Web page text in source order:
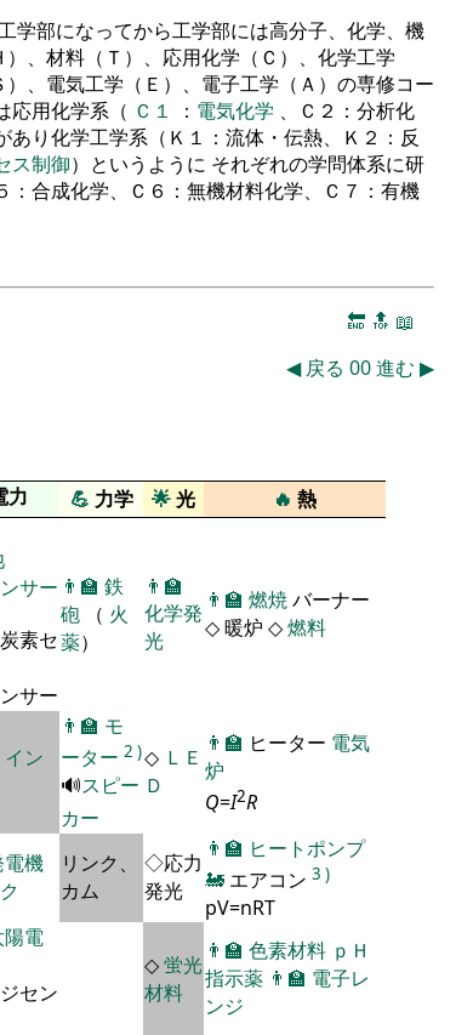
学部になってから工学部には高分子、化学、機
、材料（Ｔ）、応用化学（Ｃ）、化学工学
）、電気工学（Ｅ）、電子工学（Ａ）の専修コー
応用化学系（ Ｃ１ ： 電気化学 、Ｃ２：分析化
あり化学工学系（Ｋ１：流体・伝熱、Ｋ２：反
ス制御）というように それぞれの学問体系に研
：合成化学、Ｃ６：無機材料化学、Ｃ７：有機
🔚 🔝 📖
◀ 戻る 00進む ▶
力 💪 力学 🌟光 🔥 熱
サー
素セ
サー
👨‍🏫 鉄
砲 （ 火
薬）
👨‍🏫
化学発
光
👨‍🏫 燃焼バーナー
◇ 暖炉 ◇燃料
イン
👨‍🏫 モ
ーター 2 )
🔊スピー
カー
◇ ＬＥ
Ｄ
👨‍🏫 ヒーター 電気
炉
Q=I2R
電機
リンク、
カム
◇応力
発光
👨‍🏫 ヒートポンプ
🚂 エアコン 3 )
pV=nRT
陽電
セン
◇蛍光
材料
👨‍🏫 色素材料 ｐＨ
指示薬 👨‍🏫 電子レ
ンジ